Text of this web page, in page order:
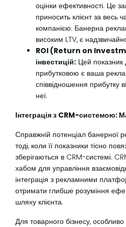
оцінки ефективності. Це
приносить клієнт за весь
компанією. Банерна
високим LTV, є
ROI (Return on
інвестицій: Цей показник
прибутковою є ваша
співвідношення прибутку
неї.
Інтеграція з CRM-системою:
Справжній потенціал банерної
тоді, коли її показники тісно
зберігаються в CRM-системі.
хабом для управління
інтеграція з рекламними
отримати глибше розуміння
шляху клієнта.
Для товарного бізнесу,